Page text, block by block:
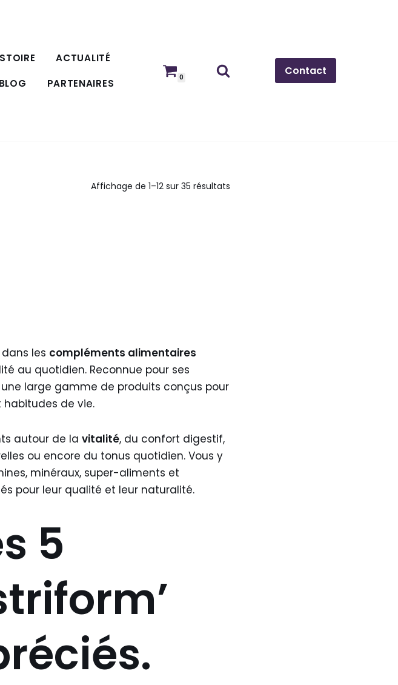
ACTUALITÉ
BLOG PARTENAIRES 0 Contact
Affichage de 1–12 sur 35 résultats
les compléments alimentaires
au quotidien. Reconnue pour ses
large gamme de produits conçus pour
de vie.
autour de la vitalité, du confort digestif,
ou encore du tonus quotidien. Vous y
minéraux, super-aliments et
pour leur qualité et leur naturalité.
5
.